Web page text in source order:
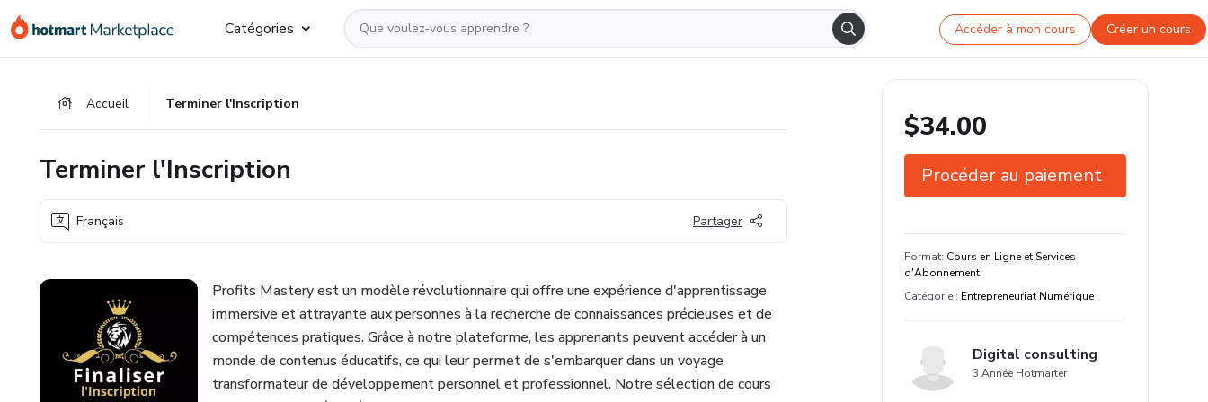
Aller
vers
Procéder
Aller
vers
Catégories Accéder à mon cours Créer un cours
Accueil Terminer l'Inscription
Terminer l'Inscription
Français Partager
Profits Mastery est un modèle révolutionnaire qui offre une expérience d'apprentissage
immersive et attrayante aux personnes à la recherche de connaissances précieuses et de
compétences pratiques. Grâce à notre plateforme, les apprenants peuvent accéder à un
monde de contenus éducatifs, ce qui leur permet de s'embarquer dans un voyage
transformateur de développement personnel et professionnel. Notre sélection de cours
$34.00
Procéder au paiement
Format: Cours en Ligne et Services
d'Abonnement
Catégorie : Entrepreneuriat Numérique
Digital consulting
3 Année Hotmarter